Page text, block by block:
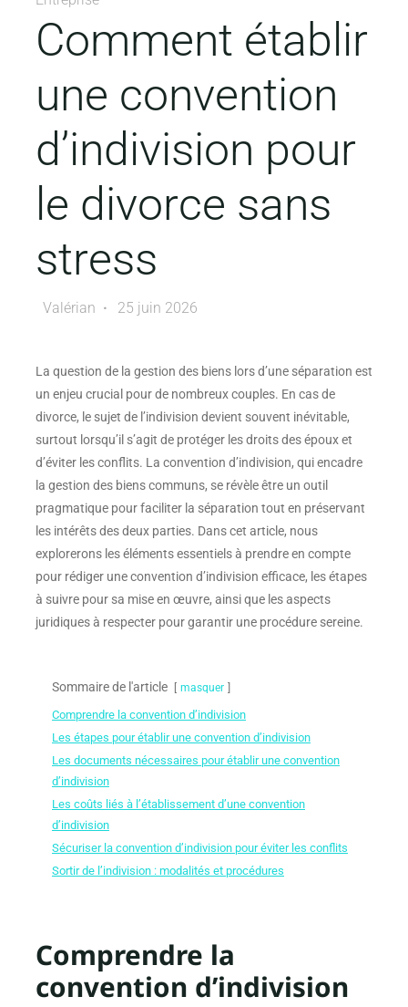
Comment établir
une convention
d’indivision pour
le divorce sans
stress
Valérian 25 juin 2026
La question de la gestion des biens lors d’une séparation est
un enjeu crucial pour de nombreux couples. En cas de
divorce, le sujet de l’indivision devient souvent inévitable,
surtout lorsqu’il s’agit de protéger les droits des époux et
d’éviter les conflits. La convention d’indivision, qui encadre
la gestion des biens communs, se révèle être un outil
pragmatique pour faciliter la séparation tout en préservant
les intérêts des deux parties. Dans cet article, nous
explorerons les éléments essentiels à prendre en compte
pour rédiger une convention d’indivision efficace, les étapes
à suivre pour sa mise en œuvre, ainsi que les aspects
juridiques à respecter pour garantir une procédure sereine.
Sommaire de l'article masquer
Comprendre la convention d’indivision
Les étapes pour établir une convention d’indivision
Les documents nécessaires pour établir une convention
d’indivision
Les coûts liés à l’établissement d’une convention
d’indivision
Sécuriser la convention d’indivision pour éviter les conflits
Sortir de l’indivision : modalités et procédures
Comprendre la
convention d’indivision